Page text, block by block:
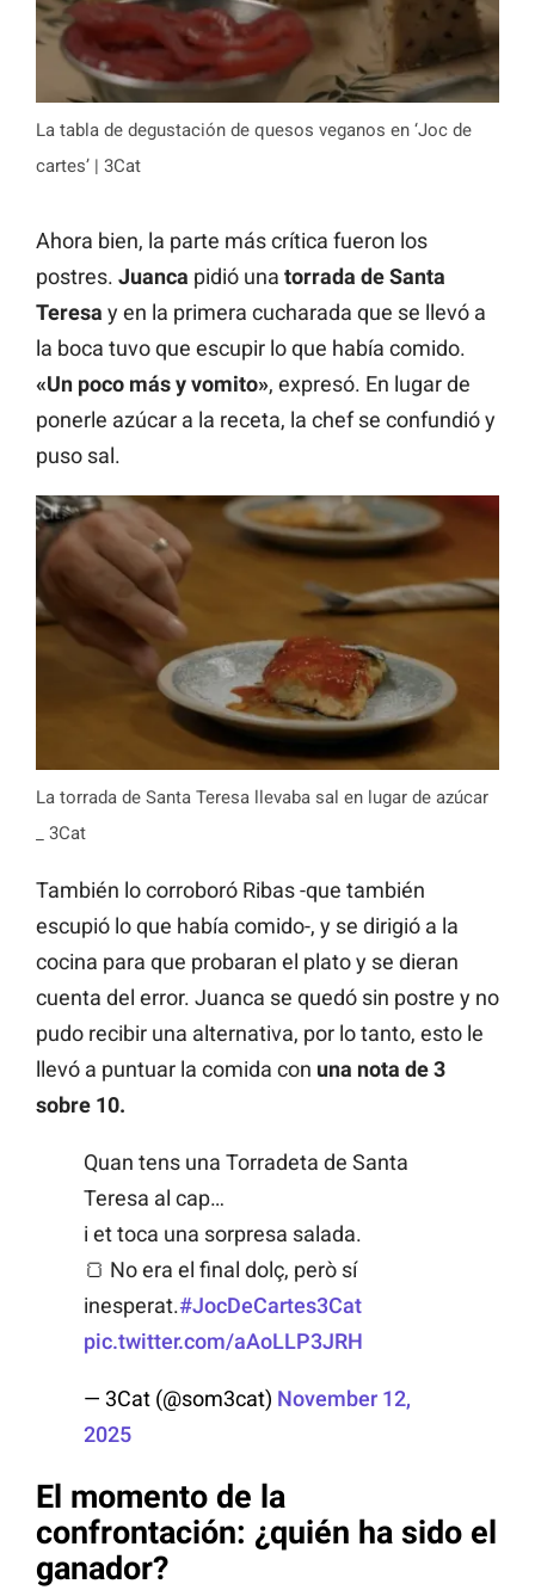
La tabla de degustación de quesos veganos en ‘Joc de
cartes’ | 3Cat
Ahora bien, la parte más crítica fueron los
postres. Juanca pidió una torrada de Santa
Teresa y en la primera cucharada que se llevó a
la boca tuvo que escupir lo que había comido.
«Un poco más y vomito», expresó. En lugar de
ponerle azúcar a la receta, la chef se confundió y
puso sal.
La torrada de Santa Teresa llevaba sal en lugar de azúcar
_ 3Cat
También lo corroboró Ribas -que también
escupió lo que había comido-, y se dirigió a la
cocina para que probaran el plato y se dieran
cuenta del error. Juanca se quedó sin postre y no
pudo recibir una alternativa, por lo tanto, esto le
llevó a puntuar la comida con una nota de 3
sobre 10.
Quan tens una Torradeta de Santa
Teresa al cap…
i et toca una sorpresa salada.
🍞 No era el final dolç, però sí
inesperat.#JocDeCartes3Cat
pic.twitter.com/aAoLLP3JRH
— 3Cat (@som3cat) November 12,
2025
El momento de la
confrontación: ¿quién ha sido el
ganador?